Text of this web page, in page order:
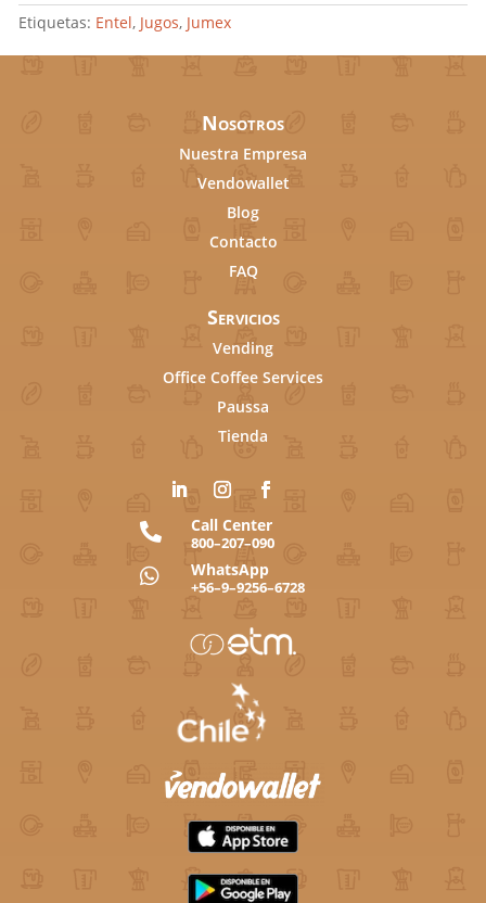
Etiquetas: Entel, Jugos, Jumex
Nosotros
Nuestra Empresa
Vendowallet
Blog
Contacto
FAQ
Servicios
Vending
Office Coffee Services
Paussa
Tienda
 Call Center
800–207–090
 WhatsApp
+56–9–9256–6728